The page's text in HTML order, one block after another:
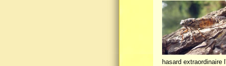
hasard extraordinaire